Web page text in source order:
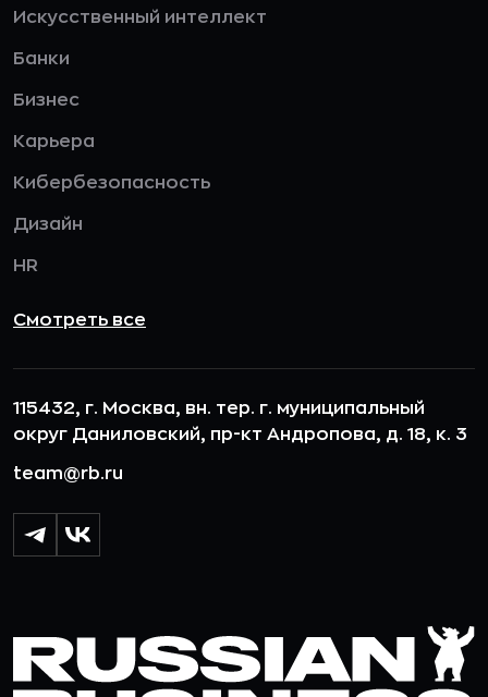
Искусственный интеллект
Банки
Бизнес
Карьера
Кибербезопасность
Дизайн
HR
Смотреть все
115432, г. Москва, вн. тер. г. муниципальный
округ Даниловский, пр-кт Андропова, д. 18, к. 3
team@rb.ru